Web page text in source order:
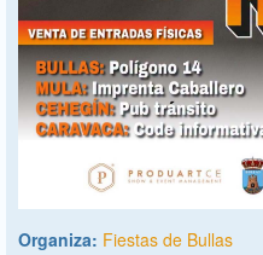
Organiza: Fiestas de Bullas